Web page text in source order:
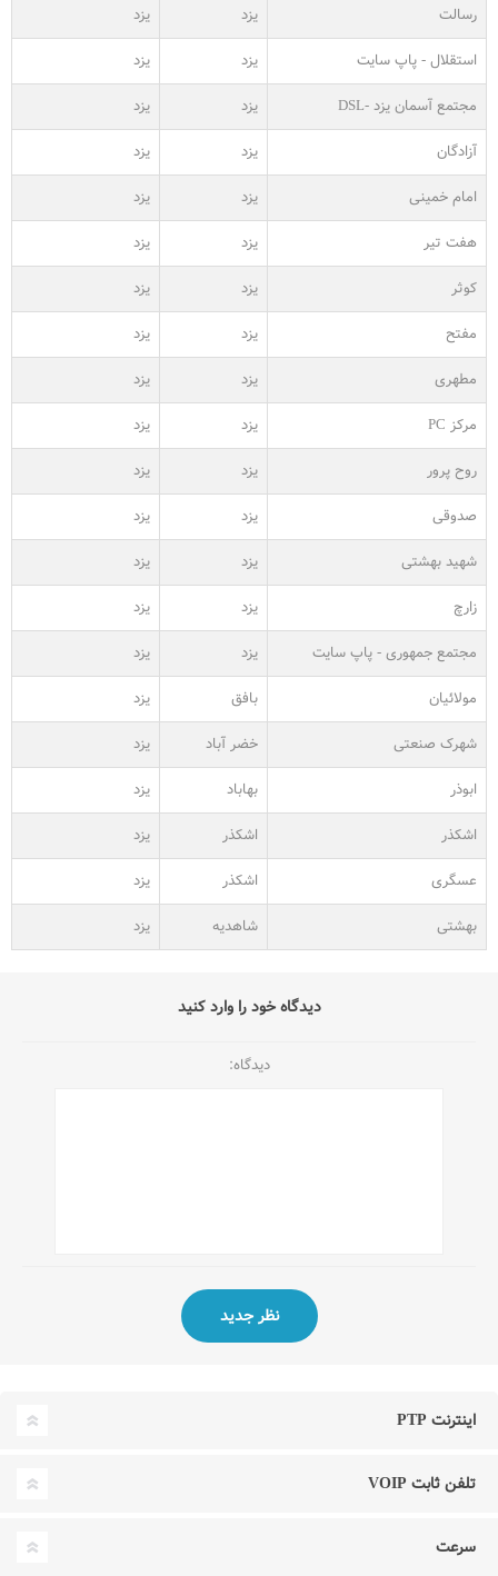
رسالت
یزد
یزد
استقلال - پاپ سایت
یزد
یزد
مجتمع آسمان یزد -DSL
یزد
یزد
آزادگان
یزد
یزد
امام خمینی
یزد
یزد
هفت تیر
یزد
یزد
کوثر
یزد
یزد
مفتح
یزد
یزد
مطهری
یزد
یزد
مرکز PC
یزد
یزد
روح پرور
یزد
یزد
صدوقی
یزد
یزد
شهید بهشتی
یزد
یزد
زارچ
یزد
یزد
مجتمع جمهوری - پاپ سایت
یزد
یزد
مولائیان
بافق
یزد
شهرک صنعتی
خضر آباد
یزد
ابوذر
بهاباد
یزد
اشکذر
اشکذر
یزد
عسگری
اشکذر
یزد
بهشتی
شاهدیه یزد
دیدگاه خود را وارد کنید
دیدگاه:
اینترنت PTP
تلفن ثابت VOIP
سرعت